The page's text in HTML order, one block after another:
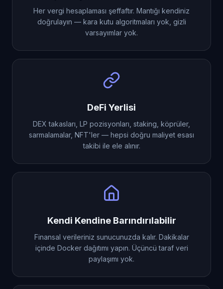
Her vergi hesaplaması şeffaftır. Mantığı kendiniz
doğrulayın — kara kutu algoritmaları yok, gizli
varsayımlar yok.
DeFi Yerlisi
DEX takasları, LP pozisyonları, staking, köprüler,
sarmalamalar, NFT'ler — hepsi doğru maliyet esası
takibi ile ele alınır.
Kendi Kendine Barındırılabilir
Finansal verileriniz sunucunuzda kalır. Dakikalar
içinde Docker dağıtımı yapın. Üçüncü taraf veri
paylaşımı yok.